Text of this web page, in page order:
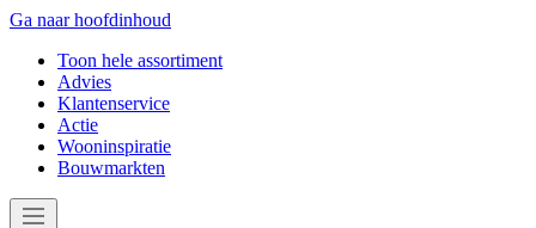
Ga naar hoofdinhoud
Toon hele assortiment
Advies
Klantenservice
Actie
Wooninspiratie
Bouwmarkten